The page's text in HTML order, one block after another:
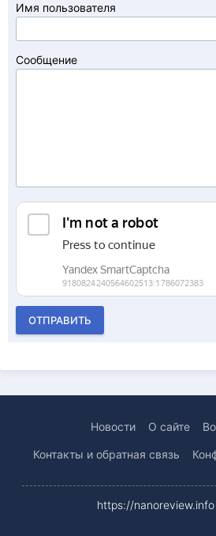
Имя пользователя
Сообщение
ОТПРАВИТЬ
Новости О сайте
Контакты и обратная связь
https://